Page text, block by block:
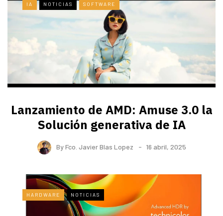
IA NOTICIAS SOFTWARE
Lanzamiento de AMD: Amuse 3.0 la
Solución generativa de IA
ByFco. Javier Blas Lopez 16 abril, 2025
HARDWARE NOTICIAS